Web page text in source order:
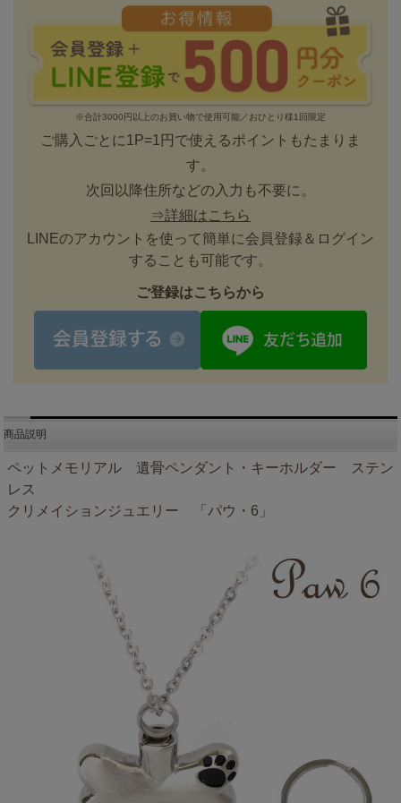
※合計3000円以上のお買い物で使用可能／おひとり様1回限定
ご購入ごとに1P=1円で使えるポイントもたまりま
す。
次回以降住所などの入力も不要に。
⇒詳細はこちら
LINEのアカウントを使って簡単に会員登録＆ログイン
することも可能です。
ご登録はこちらから
商品説明
ペットメモリアル 遺骨ペンダント・キーホルダー ステン
レス
クリメイションジュエリー 「パウ・6」